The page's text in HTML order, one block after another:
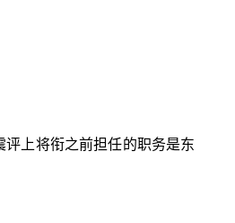
上将衔之前担任的职务是东